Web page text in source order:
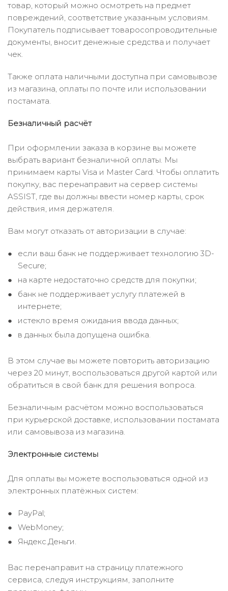
товар, который можно осмотреть на предмет
повреждений, соответствие указанным условиям.
Покупатель подписывает товаросопроводительные
документы, вносит денежные средства и получает
чек.
Также оплата наличными доступна при самовывозе
из магазина, оплаты по почте или использовании
постамата.
Безналичный расчёт
При оформлении заказа в корзине вы можете
выбрать вариант безналичной оплаты. Мы
принимаем карты Visa и Master Card. Чтобы оплатить
покупку, вас перенаправит на сервер системы
ASSIST, где вы должны ввести номер карты, срок
действия, имя держателя.
Вам могут отказать от авторизации в случае:
если ваш банк не поддерживает технологию 3D-
Secure;
на карте недостаточно средств для покупки;
банк не поддерживает услугу платежей в
интернете;
истекло время ожидания ввода данных;
в данных была допущена ошибка.
В этом случае вы можете повторить авторизацию
через 20 минут, воспользоваться другой картой или
обратиться в свой банк для решения вопроса.
Безналичным расчётом можно воспользоваться
при курьерской доставке, использовании постамата
или самовывоза из магазина.
Электронные системы
Для оплаты вы можете воспользоваться одной из
электронных платёжных систем:
PayPal;
WebMoney;
Яндекс.Деньги.
Вас перенаправит на страницу платежного
сервиса, следуя инструкциям, заполните